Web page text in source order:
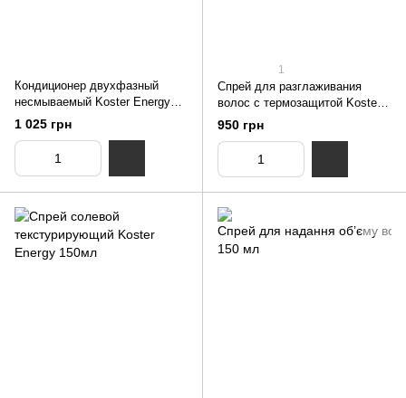
Кондиционер двухфазный
несмываемый Koster Energy
250мл
1 025 грн
1
Спрей для разглаживания
волос с термозащитой Koster
Energy 150мл
950 грн